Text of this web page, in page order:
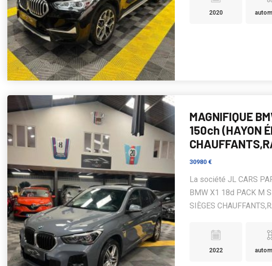
2020
MAGNIFIQUE
150ch (HAYON
30980 €
La société JL CARS
BMW X1 18d PACK M
SIÈGES
2022